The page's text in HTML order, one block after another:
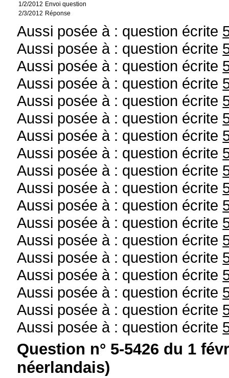
1/2/2012 Envoi question
2/3/2012 Réponse
Aussi posée à : question écrite
Aussi posée à : question écrite
Aussi posée à : question écrite
Aussi posée à : question écrite
Aussi posée à : question écrite
Aussi posée à : question écrite
Aussi posée à : question écrite
Aussi posée à : question écrite
Aussi posée à : question écrite
Aussi posée à : question écrite
Aussi posée à : question écrite
Aussi posée à : question écrite
Aussi posée à : question écrite
Aussi posée à : question écrite
Aussi posée à : question écrite
Aussi posée à : question écrite
Aussi posée à : question écrite
Aussi posée à : question écrite
Question n° 5-5426 du 1
néerlandais)